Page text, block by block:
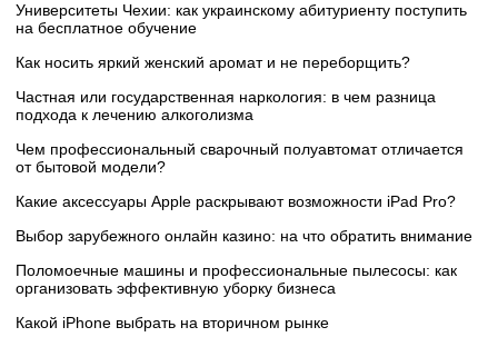
Университеты Чехии: как украинскому абитуриенту поступить
на бесплатное обучение
Как носить яркий женский аромат и не переборщить?
Частная или государственная наркология: в чем разница
подхода к лечению алкоголизма
Чем профессиональный сварочный полуавтомат отличается
от бытовой модели?
Какие аксессуары Apple раскрывают возможности iPad Pro?
Выбор зарубежного онлайн казино: на что обратить внимание
Поломоечные машины и профессиональные пылесосы: как
организовать эффективную уборку бизнеса
Какой iPhone выбрать на вторичном рынке